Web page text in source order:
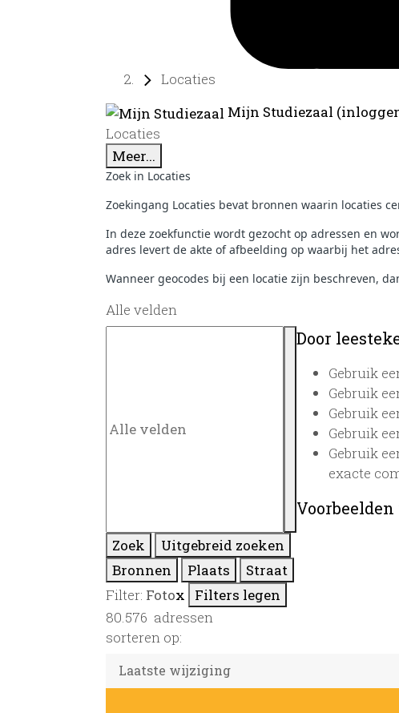
Locaties
Mijn Studiezaal
Locaties
Meer...
Zoek in Locaties
Zoekingang Locaties bevat bronnen waarin locaties
In deze zoekfunctie wordt gezocht op adressen en
adres levert de akte of afbeelding op waarbij het
Wanneer geocodes bij een locatie zijn beschreven,
Alle velden
Door
Gebruik
Gebruik
Gebruik
Gebruik
Gebruik
exacte
Zoek
Uitgebreid zoeken
Bronnen
Plaats
Straat
Filter: Fotox
Filters legen
80.576 adressen
sorteren op: